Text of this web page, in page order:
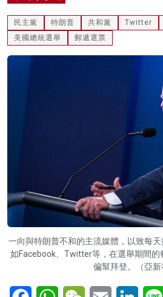
關於我們
民主黨 特朗普 共和黨 Twitter
美國總統選舉
郵遞選票
一向與特朗普不和的主流媒體，以致每
如Facebook、Twitter等，在選舉期間的
偏幫拜登。（亞新
FacebookWhatsAppWeChatEmail